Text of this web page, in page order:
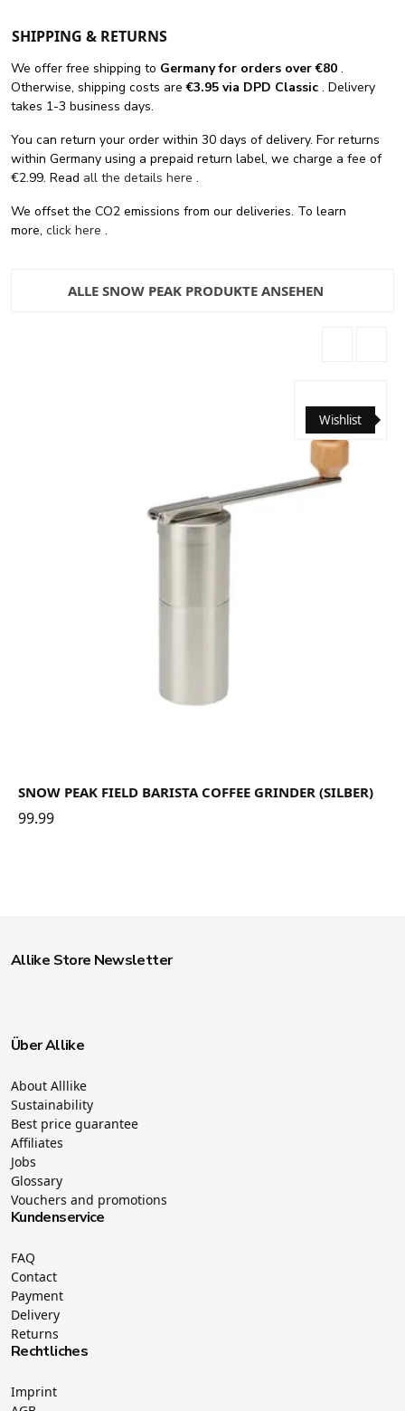
SHIPPING & RETURNS
We offer free shipping to Germany for orders over €80 .
Otherwise, shipping costs are€3.95 via DPD Classic . Delivery
takes 1-3 business days.
You can return your order within 30 days of delivery. For returns
within Germany using a prepaid return label, we charge a fee of
€2.99. Read all the details here .
We offset the CO2 emissions from our deliveries. To learn
more, click here .
ALLE SNOW PEAK PRODUKTE ANSEHEN
Wishlist
SNOW PEAK FIELD BARISTA COFFEE GRINDER (SILBER)
99.99
Allike Store Newsletter
Über Allike
About Alllike
Sustainability
Best price guarantee
Affiliates
Jobs
Glossary
Vouchers and promotions
Kundenservice
FAQ
Contact
Payment
Delivery
Returns
Rechtliches
Imprint